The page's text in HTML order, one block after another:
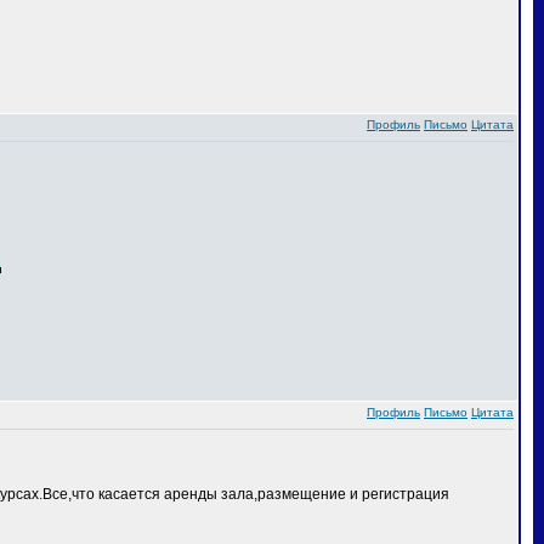
Профиль Письмо Цитата
Профиль Письмо Цитата
касается аренды зала,размещение и регистрация